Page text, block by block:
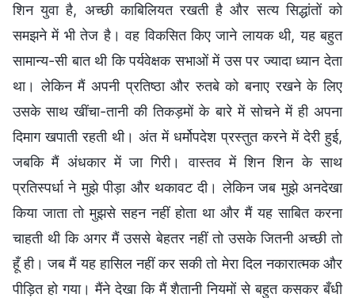
शिन युवा है, अच्छी काबिलियत रखती है और सत्य सिद्धांतों को
समझने में भी तेज है। वह विकसित किए जाने लायक थी, यह बहुत
सामान्य-सी बात थी कि पर्यवेक्षक सभाओं में उस पर ज्यादा ध्यान देता
था। लेकिन मैं अपनी प्रतिष्ठा और रुतबे को बनाए रखने के लिए
उसके साथ खींचा-तानी की तिकड़मों के बारे में सोचने में ही अपना
दिमाग खपाती रहती थी। अंत में धर्मोपदेश प्रस्तुत करने में देरी हुई,
जबकि मैं अंधकार में जा गिरी। वास्तव में शिन शिन के साथ
प्रतिस्पर्धा ने मुझे पीड़ा और थकावट दी। लेकिन जब मुझे अनदेखा
किया जाता तो मुझसे सहन नहीं होता था और मैं यह साबित करना
चाहती थी कि अगर मैं उससे बेहतर नहीं तो उसके जितनी अच्छी तो
हूँ ही। जब मैं यह हासिल नहीं कर सकी तो मेरा दिल नकारात्मक और
पीड़ित हो गया। मैंने देखा कि मैं शैतानी नियमों से बहुत कसकर बँधी